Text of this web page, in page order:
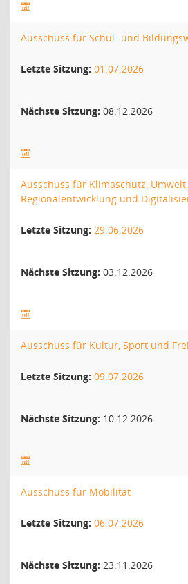
Ausschuss für Schul- und
Letzte Sitzung: 01.07.2026
Nächste Sitzung: 08.12.2026
Ausschuss für Klimaschutz,
Regionalentwicklung und
Letzte Sitzung: 29.06.2026
Nächste Sitzung: 03.12.2026
Ausschuss für Kultur, Sport und
Letzte Sitzung: 09.07.2026
Nächste Sitzung: 10.12.2026
Ausschuss für Mobilität
Letzte Sitzung: 06.07.2026
Nächste Sitzung: 23.11.2026